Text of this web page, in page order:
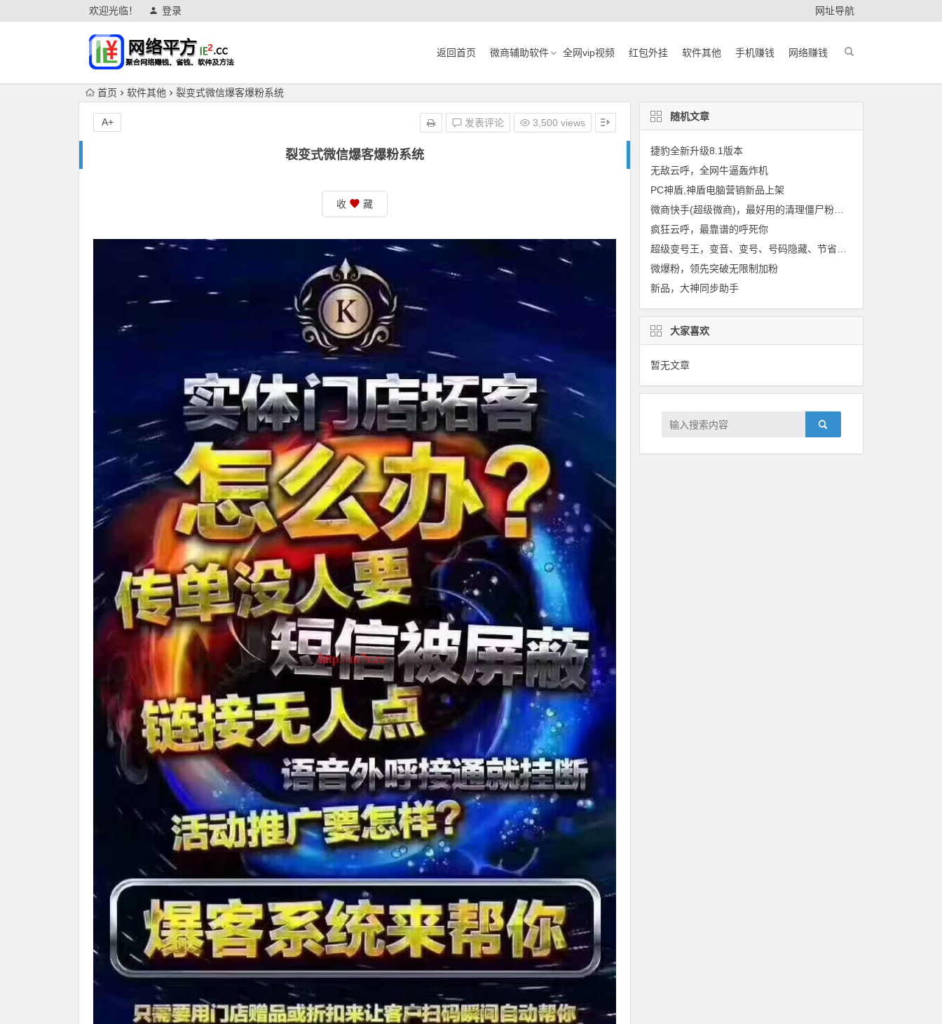
欢迎光临！ 登录 网址导航
返回首页 微商辅助软件 全网vip视频 红包外挂 软件其他 手机赚钱 网络赚钱
首页 软件其他 裂变式微信爆客爆粉系统
裂变式微信爆客爆粉系统
发表评论 3,500 views
A+
收 藏
随机文章
捷豹全新升级8.1版本
无敌云呼，全网牛逼轰炸机
PC神盾,神盾电脑营销新品上架
微商快手(超级微商)，最好用的清理僵尸粉的软件
疯狂云呼，最靠谱的呼死你
微爆粉，领先突破无限制加粉
新品，大神同步助手
大家喜欢
暂无文章